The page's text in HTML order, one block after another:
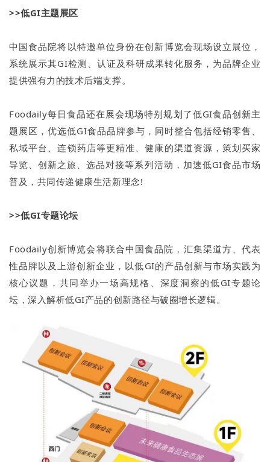
>>低GI主题展区
中国食品院将以特邀单位身份在创新博览会现场设立展位，
系统展示其GI检测、认证及科研成果转化服务，为品牌企业
提供强有力的技术后端支撑。
Foodaily每日食品还在展会现场特别规划了低GI食品创新主
题展区，优选低GI食品品牌参与，同时整合包括经销零售、
私域平台、连锁药店等更精准、健康的渠道资源，策划买家
导览、创新之旅、选品对接等系列活动，加速低GI食品市场
普及，共同传递健康生活新理念!
>>低GI专题论坛
Foodaily创新博览会将联合中国食品院，汇集渠道方、代表
性品牌以及上游创新企业，以低GI的产品创新与市场实践为
核心议题，共同举办一场高规格、深度洞察的低GI专题论
坛，深入解析低GI产品的创新路径与破圈增长逻辑。